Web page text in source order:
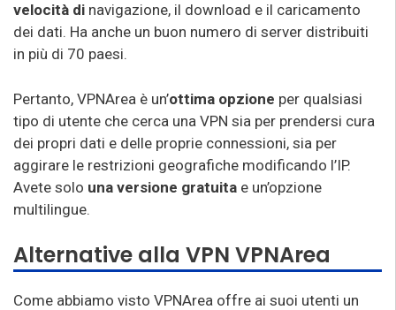
velocità di navigazione, il download e il caricamento
dei dati. Ha anche un buon numero di server distribuiti
in più di 70 paesi.
Pertanto, VPNArea è un’ottima opzione per qualsiasi
tipo di utente che cerca una VPN sia per prendersi cura
dei propri dati e delle proprie connessioni, sia per
aggirare le restrizioni geografiche modificando l’IP.
Avete solo una versione gratuita e un’opzione
multilingue.
Alternative alla VPN VPNArea
Come abbiamo visto VPNArea offre ai suoi utenti un